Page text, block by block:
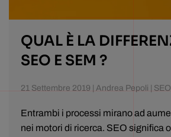
QUAL È LA
SEO E SEM ?
21 Settembre 2019 | Andrea Pepoli |
Entrambi i processi mirano ad
nei motori di ricerca. SEO significa